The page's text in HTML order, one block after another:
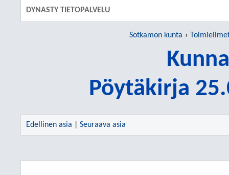
DYNASTY TIETOPALVELU
Sotkamon kunta
Pöytäkirja
Edellinen asia Seuraava asia